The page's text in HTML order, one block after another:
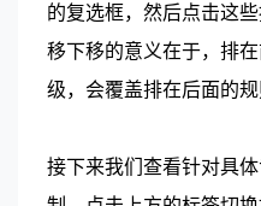
的复选框，然后点击这
移下移的意义在于，排
级，会覆盖排在后面的规
接下来我们查看针对具